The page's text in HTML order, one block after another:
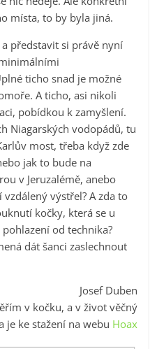
místa, to by byla jiná.
představit si právě nyní
ticho snad je možné
A ticho, asi nikoli
pobídkou k zamyšlení.
Niagarských vodopádů, tu
most, třeba když zde
jak to bude na
v Jeruzalémě, anebo
výstřel? A zda to
kočky, která se u
od technika?
dát šanci zaslechnout
Josef Duben
v kočku, a v život věčný
je ke stažení na webu Hoax